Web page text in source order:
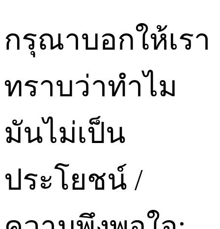
กรุณาบอกให้เรา
ทราบว่าทำไม
มันไม่เป็น
ประโยชน์ /